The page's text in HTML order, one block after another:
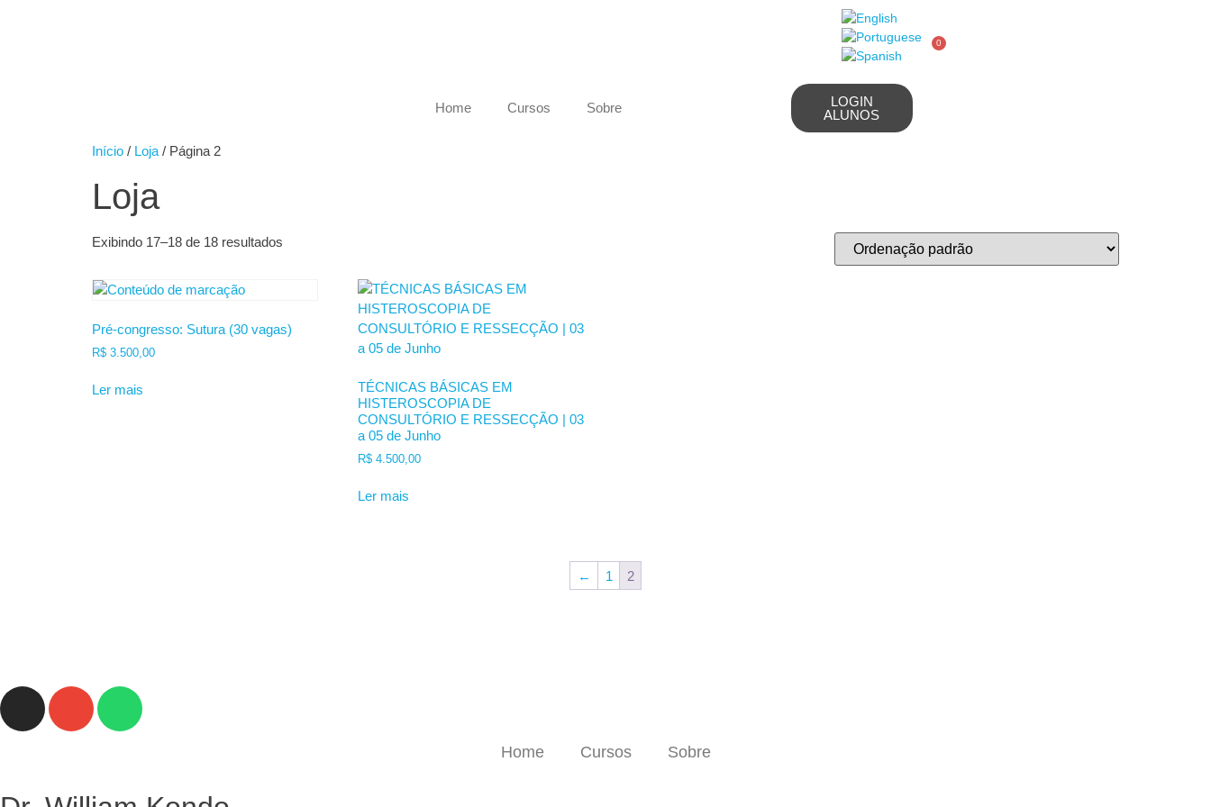
0
Home Cursos Sobre
LOGIN
ALUNOS
Início / Loja / Página 2
Loja
Exibindo 17–18 de 18 resultados
Pré-congresso: Sutura (30 vagas)
R$ 3.500,00
Ler mais
TÉCNICAS BÁSICAS EM
HISTEROSCOPIA DE
CONSULTÓRIO E RESSECÇÃO | 03
a 05 de Junho
R$4.500,00
Ler mais
← 1 2
Home Cursos Sobre